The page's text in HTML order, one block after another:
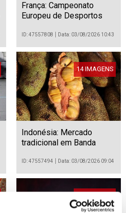
França: Campeonato
Europeu de Desportos
ID: 47557808 Data: 03/08/2026 10:43
14 IMAGENS
Indonésia: Mercado
tradicional em Banda
ID: 47557494 Data: 03/08/2026 09:04